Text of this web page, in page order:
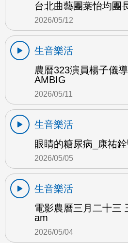
台北曲藝團葉怡均團
2026/05/12
生音樂活
農曆323演員楊子儀
AMBIG
2026/05/11
生音樂活
眼睛的糖尿病_康祐
2026/05/05
生音樂活
電影農曆三月二十三
am
2026/05/04